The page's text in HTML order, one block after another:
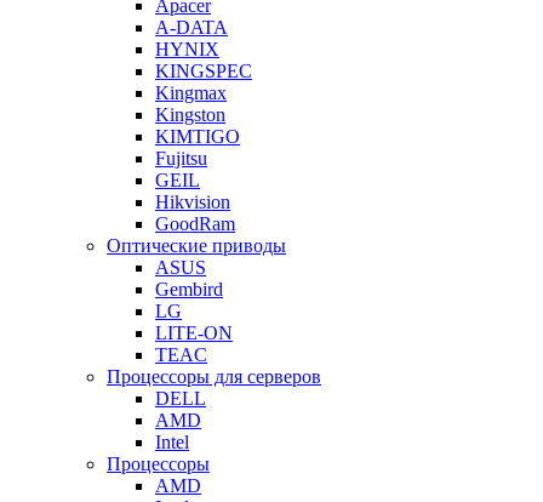
Apacer
A-DATA
HYNIX
KINGSPEC
Kingmax
Kingston
KIMTIGO
Fujitsu
GEIL
Hikvision
GoodRam
Оптические приводы
ASUS
Gembird
LG
LITE-ON
TEAC
Процессоры для серверов
DELL
AMD
Intel
Процессоры
AMD